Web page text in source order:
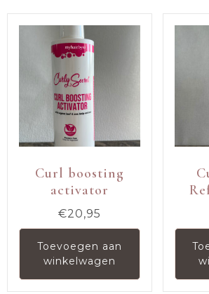
Curl boosting
activator
€20,95
Toevoegen aan
winkelwagen